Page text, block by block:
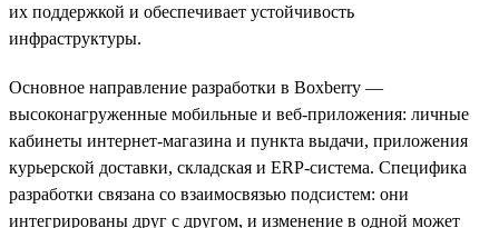
их поддержкой и обеспечивает устойчивость
инфраструктуры.
Основное направление разработки в Boxberry —
высоконагруженные мобильные и веб-приложения: личные
кабинеты интернет-магазина и пункта выдачи, приложения
курьерской доставки, складская и ERP-система. Специфика
разработки связана со взаимосвязью подсистем: они
интегрированы друг с другом, и изменение в одной может